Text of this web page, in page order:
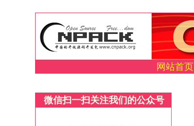
网站首页
微信扫一扫关注我们的公众号